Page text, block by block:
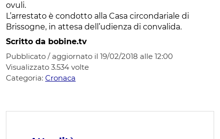
ovuli.
L’arrestato è condotto alla Casa circondariale di
Brissogne, in attesa dell’udienza di convalida.
Scritto da bobine.tv
Pubblicato / aggiornato il 19/02/2018 alle 12:00
Visualizzato 3.534 volte
Categoria: Cronaca